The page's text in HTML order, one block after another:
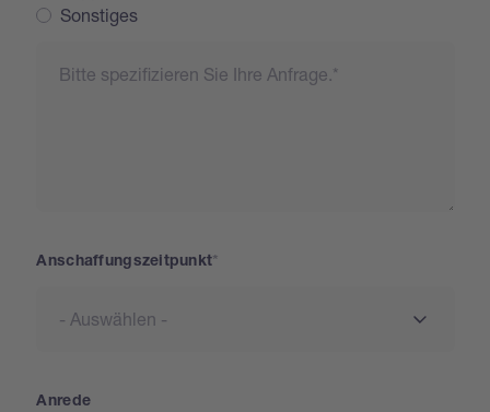
Sonstiges
Anschaffungszeitpunkt
Anrede